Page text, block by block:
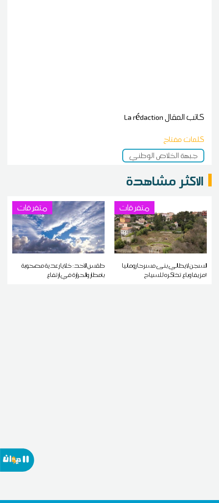
كاتب المقالLa rédaction
كلمات مفتاح
جبهة الخلاص الوطني
الاكثر مشاهدة
متفرقات
السجن لإيطالي بنى مسرحا رومانيا
مزيفا وباع تذاكره للسياح!
متفرقات
طقس الأحد: خلايا رعدية مصحوبة
بأمطار والحرارة في ارتفاع